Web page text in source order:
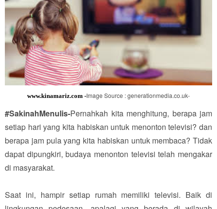
www.kinamariz.com -Image Source : generationmedia.co.uk-
#SakinahMenulis-Pernahkah kita menghitung, berapa jam
setiap hari yang kita habiskan untuk menonton televisi? dan
berapa jam pula yang kita habiskan untuk membaca? Tidak
dapat dipungkiri, budaya menonton televisi telah mengakar
di masyarakat.
Saat ini, hampir setiap rumah memiliki televisi. Baik di